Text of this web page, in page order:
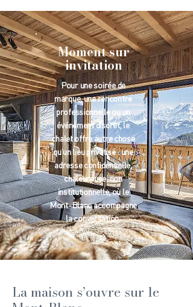
Moment sur
invitation
Pour une soirée de
marque, une rencontre
professionnelle ou un
événement discret, le
chalet offre autre chose
qu’un lieu privatisé : une
adresse confidentielle,
chaleureuse, non
institutionnelle, où le
Mont-Blanc accompagne
la conversation.
La maison s’ouvre sur le